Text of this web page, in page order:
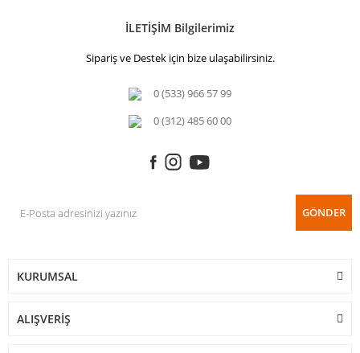
İLETİŞİM Bilgilerimiz
Sipariş ve Destek için bize ulaşabilirsiniz.
0 (533) 966 57 99
0 (312) 485 60 00
GÖNDER
KURUMSAL
ALIŞVERİŞ